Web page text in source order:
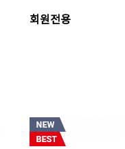
회원전용